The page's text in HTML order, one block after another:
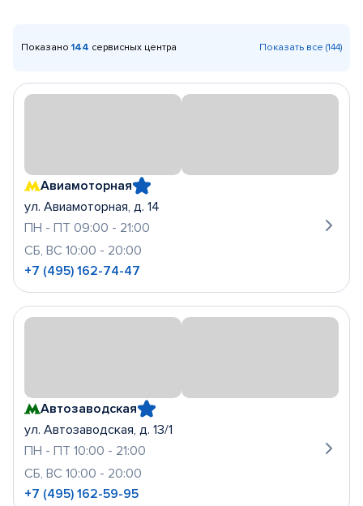
Показано 144 сервисных центра Показать все (144)
Авиамоторная
ул. Авиамоторная, д. 14
ПН - ПТ 09:00 - 21:00
СБ, ВС 10:00 - 20:00
+7 (495) 162-74-47
Автозаводская
ул. Автозаводская, д. 13/1
ПН - ПТ 10:00 - 21:00
СБ, ВС 10:00 - 20:00
+7 (495) 162-59-95